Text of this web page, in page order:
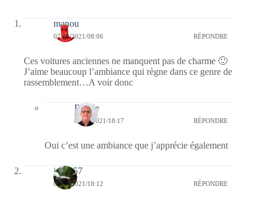
manou
07/09/2021/08:06 RÉPONDRE
Ces voitures anciennes ne manquent pas de charme 🙂
J’aime beaucoup l’ambiance qui règne dans ce genre de
rassemblement…A voir donc
Bernie
07/09/2021/18:17 RÉPONDRE
Oui c’est une ambiance que j’apprécie également
jazzy57
03/09/2021/18:12 RÉPONDRE